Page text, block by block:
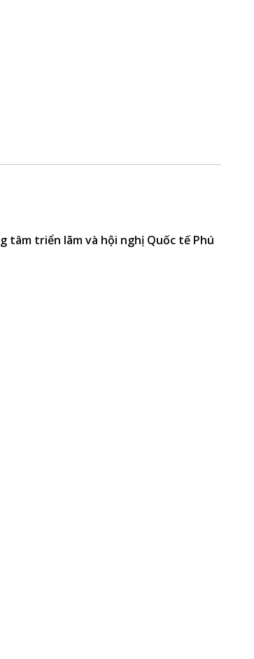
tâm triển lãm và hội nghị Quốc tế Phú